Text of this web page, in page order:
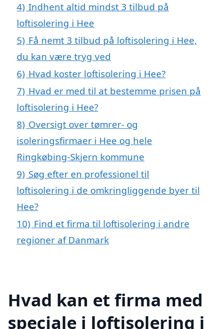
4) Indhent altid mindst 3 tilbud på
loftisolering i Hee
5) Få nemt 3 tilbud på loftisolering i Hee,
du kan være tryg ved
6) Hvad koster loftisolering i Hee?
7) Hvad er med til at bestemme prisen på
loftisolering i Hee?
8) Oversigt over tømrer- og
isoleringsfirmaer i Hee og hele
Ringkøbing-Skjern kommune
9) Søg efter en professionel til
loftisolering i de omkringliggende byer til
Hee?
10) Find et firma til loftisolering i andre
regioner af Danmark
Hvad kan et firma med
speciale i loftisolering i